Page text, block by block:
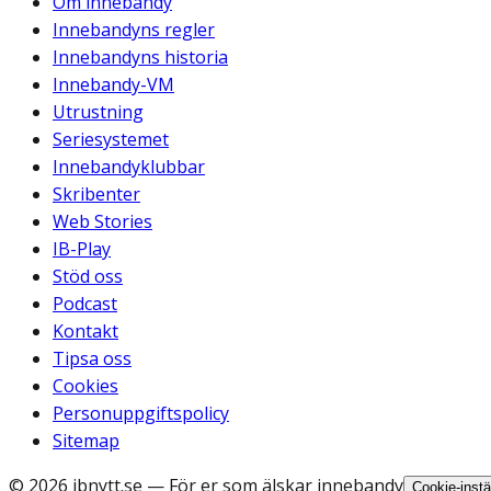
Innebandyns regler
Innebandyns historia
Innebandy-VM
Utrustning
Seriesystemet
Innebandyklubbar
Skribenter
Web Stories
IB-Play
Stöd oss
Podcast
Kontakt
Tipsa oss
Cookies
Personuppgiftspolicy
Sitemap
© 2026 ibnytt.se — För er som älskar innebandy Cookie-